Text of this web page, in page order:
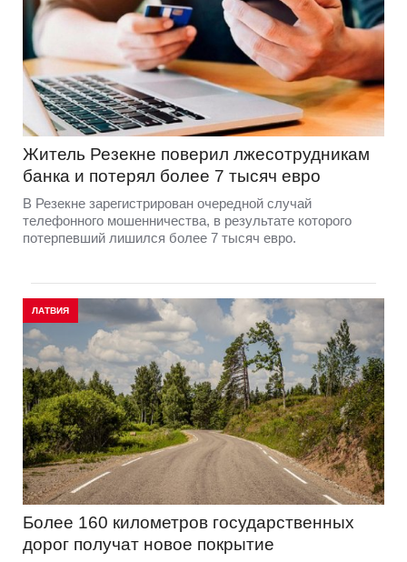
Житель Резекне поверил лжесотрудникам
банка и потерял более 7 тысяч евро
В Резекне зарегистрирован очередной случай
телефонного мошенничества, в результате которого
потерпевший лишился более 7 тысяч евро.
ЛАТВИЯ
Более 160 километров государственных
дорог получат новое покрытие